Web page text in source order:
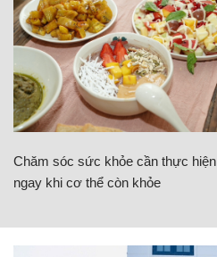
Chăm sóc sức khỏe cần thực hiện
ngay khi cơ thể còn khỏe